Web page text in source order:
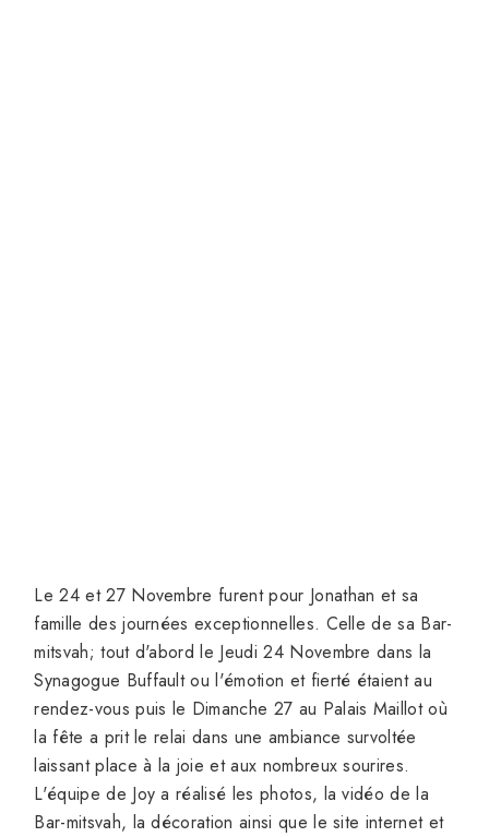
Le 24 et 27 Novembre furent pour Jonathan et sa
famille des journées exceptionnelles. Celle de sa Bar-
mitsvah; tout d'abord le Jeudi 24 Novembre dans la
Synagogue Buffault ou l'émotion et fierté étaient au
rendez-vous puis le Dimanche 27 au Palais Maillot où
la fête a prit le relai dans une ambiance survoltée
laissant place à la joie et aux nombreux sourires.
L'équipe de Joy a réalisé les photos, la vidéo de la
Bar-mitsvah, la décoration ainsi que le site internet et